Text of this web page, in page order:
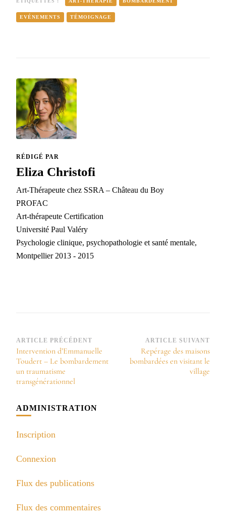
EVÉNEMENTS TÉMOIGNAGE
RÉDIGÉ PAR
Eliza Christofi
Art-Thérapeute chez SSRA – Château du Boy
PROFAC
Art-thérapeute Certification
Université Paul Valéry
Psychologie clinique, psychopathologie et santé mentale,
Montpellier 2013 - 2015
Navigation
d’article
ARTICLE PRÉCÉDENT
Intervention d’Emmanuelle
Toudert – Le bombardement
un traumatisme
transgénérationnel
ARTICLE SUIVANT
Repérage des maisons
bombardées en visitant le
village
ADMINISTRATION
Inscription
Connexion
Flux des publications
Flux des commentaires